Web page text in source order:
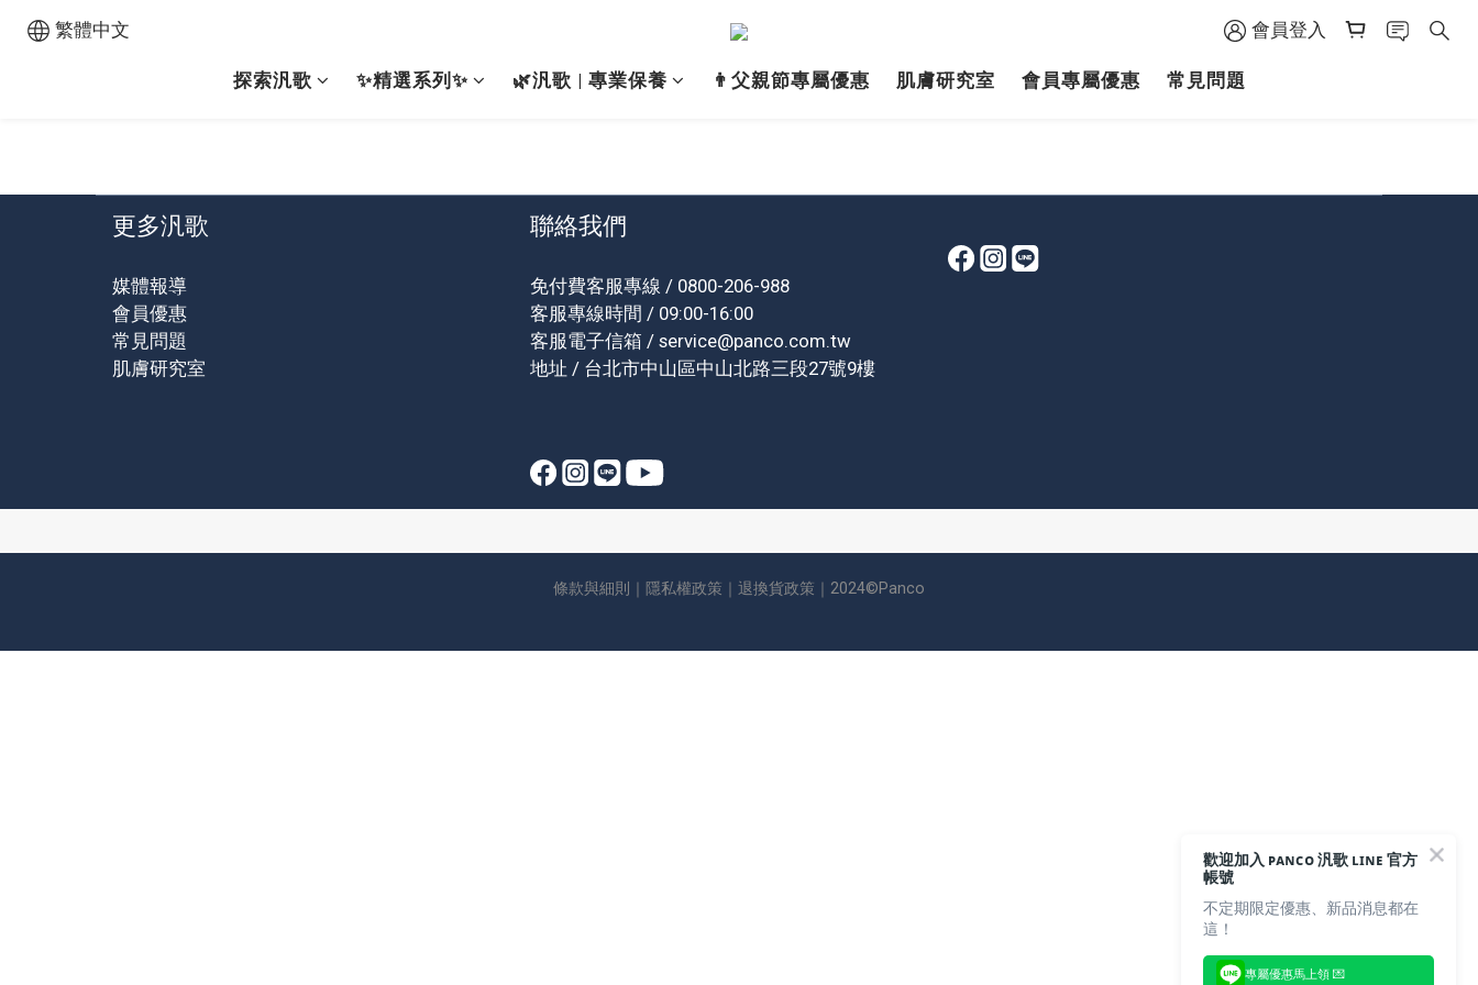
繁體中文 會員登入
探索汎歌 ✨精選系列✨ 🌿汎歌 | 專業保養 👨父親節專屬優惠 肌膚研究室 會員專屬優惠 常見問題
更多汎歌
媒體報導
會員優惠
常見問題
肌膚研究室
聯絡我們
免付費客服專線 / 0800-206-988
客服專線時間 / 09:00-16:00
客服電子信箱 / service@panco.com.tw
地址 / 台北市中山區中山北路三段27號9樓
條款與細則 隱私權政策 退換貨政策 ｜2024©Panco
歡迎加入 ᴘᴀɴᴄᴏ 汎歌 ʟɪɴᴇ 官方
帳號
不定期限定優惠、新品消息都在
這！
專屬優惠馬上領 💌